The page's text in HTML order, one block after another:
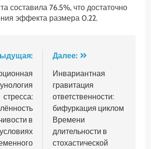
составила 76.5%, что достаточно
эффекта размера 0.22.
стресса:
в
условиях
Далее:
Инвариантная
гравитация
ответственности:
бифуркация циклом
Времени
длительности в
стохастической